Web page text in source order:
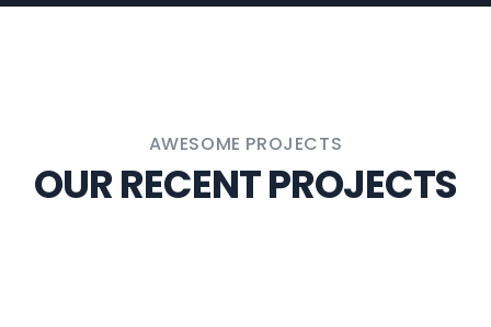
AWESOME PROJECTS
OUR RECENT PROJECTS​